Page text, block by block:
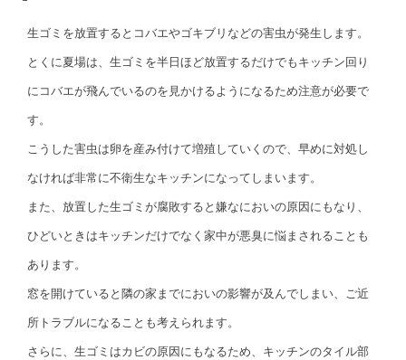
生ゴミを放置するとコバエやゴキブリなどの害虫が発生します。
とくに夏場は、生ゴミを半日ほど放置するだけでもキッチン回り
にコバエが飛んでいるのを見かけるようになるため注意が必要で
す。
こうした害虫は卵を産み付けて増殖していくので、早めに対処し
なければ非常に不衛生なキッチンになってしまいます。
また、放置した生ゴミが腐敗すると嫌なにおいの原因にもなり、
ひどいときはキッチンだけでなく家中が悪臭に悩まされることも
あります。
窓を開けていると隣の家までにおいの影響が及んでしまい、ご近
所トラブルになることも考えられます。
さらに、生ゴミはカビの原因にもなるため、キッチンのタイル部